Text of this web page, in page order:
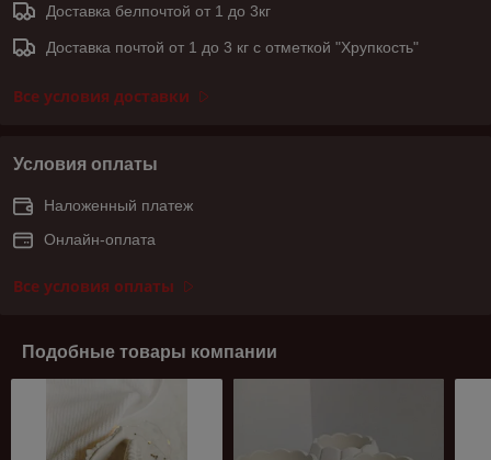
Доставка белпочтой от 1 до 3кг
Доставка почтой от 1 до 3 кг с отметкой "Хрупкость"
Все условия доставки
Условия оплаты
Наложенный платеж
Онлайн-оплата
Все условия оплаты
Подобные товары компании